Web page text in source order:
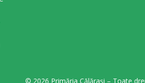
© 2026 Primăria Călărași – Toate